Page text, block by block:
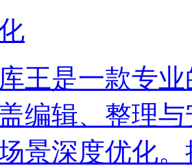
王是一款专
编辑、整理
景深度优化